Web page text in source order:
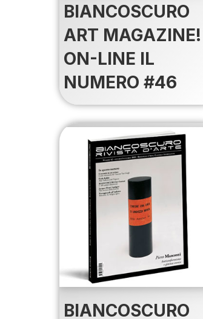
BIANCOSCURO
ART MAGAZINE!
ON-LINE IL
NUMERO #46
BIANCOSCURO